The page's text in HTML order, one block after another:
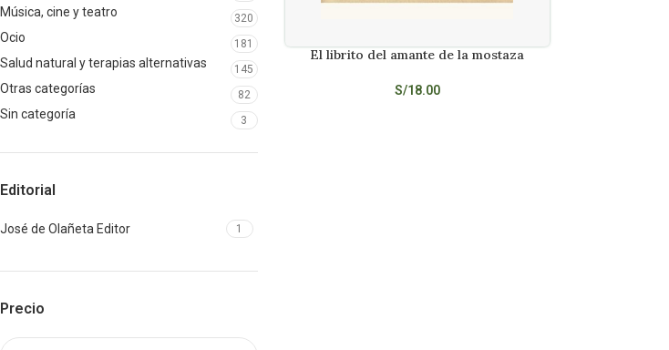
Música, cine y teatro 320
Ocio 181
Salud natural y terapias alternativas 145
Otras categorías 82
Sin categoría 3
Editorial
José de Olañeta Editor 1
Precio
AÑADIR AL CARRITO
El librito del amante de la mostaza
S/18.00